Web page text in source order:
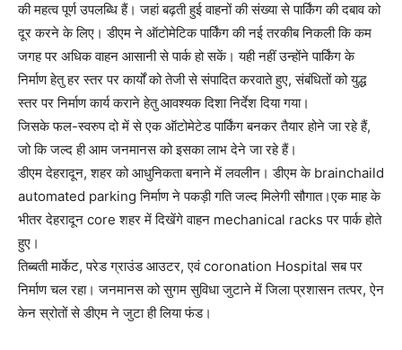
की महत्व पूर्ण उपलब्धि हैं। जहां बढ़ती हुई वाहनों की संख्या से पार्किंग की दबाव को
दूर करने के लिए। डीएम ने ऑटोमेटिक पार्किंग की नई तरकीब निकली कि कम
जगह पर अधिक वाहन आसानी से पार्क हो सकें। यही नहीं उन्होंने पार्किंग के
निर्माण हेतु हर स्तर पर कार्यों को तेजी से संपादित करवाते हुए, संबंधितों को युद्ध
स्तर पर निर्माण कार्य कराने हेतु आवश्यक दिशा निर्देश दिया गया।
जिसके फल-स्वरुप दो में से एक ऑटोमेटेड पार्किंग बनकर तैयार होने जा रहे हैं,
जो कि जल्द ही आम जनमानस को इसका लाभ देने जा रहे हैं।
डीएम देहरादून, शहर को आधुनिकता बनाने में लवलीन। डीएम के brainchaild
automated parking निर्माण ने पकड़ी गति जल्द मिलेगी सौगात।एक माह के
भीतर देहरादून core शहर में दिखेंगे वाहन mechanical racks पर पार्क होते
हुए।
तिब्बती मार्केट, परेड ग्राउंड आउटर, एवं coronation Hospital सब पर
निर्माण चल रहा। जनमानस को सुगम सुविधा जुटाने में जिला प्रशासन तत्पर, ऐन
केन स्रोतों से डीएम ने जुटा ही लिया फंड।